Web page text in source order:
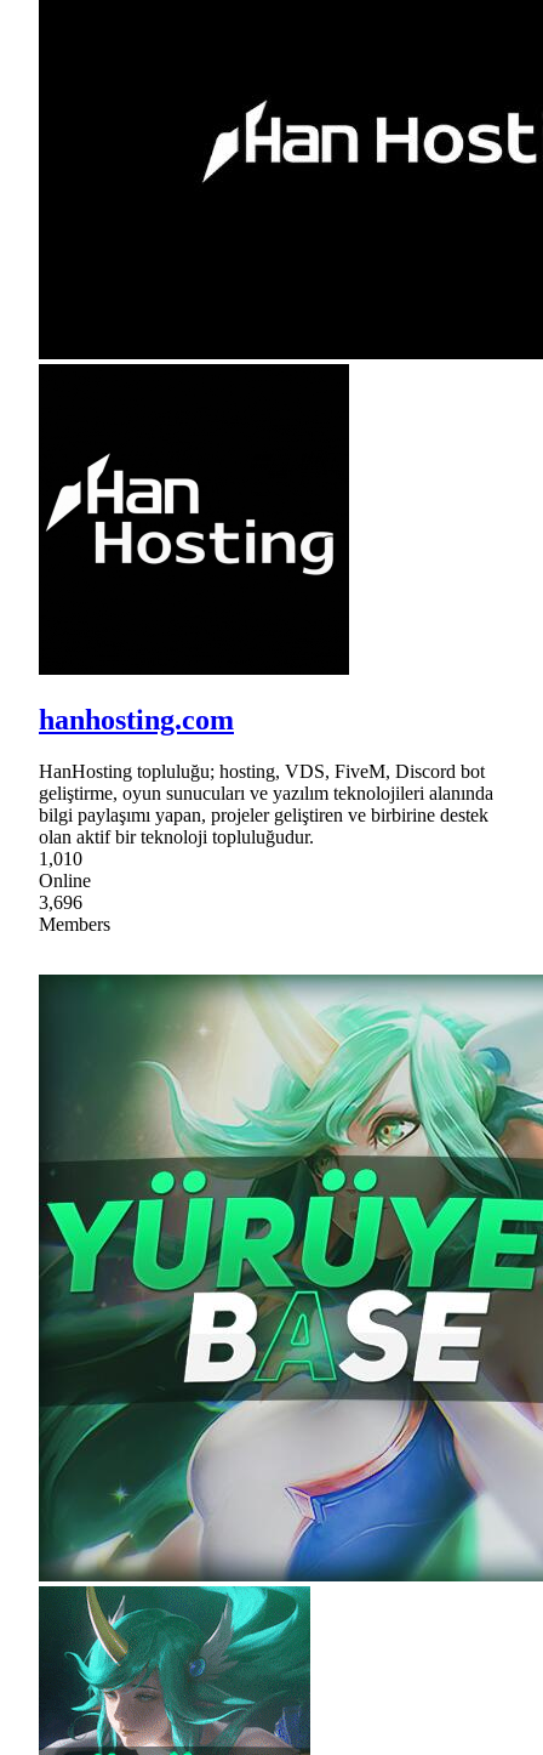
hanhosting.com
HanHosting topluluğu; hosting, VDS, FiveM, Discord bot
geliştirme, oyun sunucuları ve yazılım teknolojileri alanında
bilgi paylaşımı yapan, projeler geliştiren ve birbirine destek
olan aktif bir teknoloji topluluğudur.
1,010
Online
3,696
Members